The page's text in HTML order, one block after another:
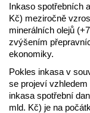
Inkaso spotřebních
Kč) meziročně
minerálních olejů
zvýšením
ekonomiky.
Pokles inkasa v
se projeví
inkasa spotřební
mld. Kč) je na